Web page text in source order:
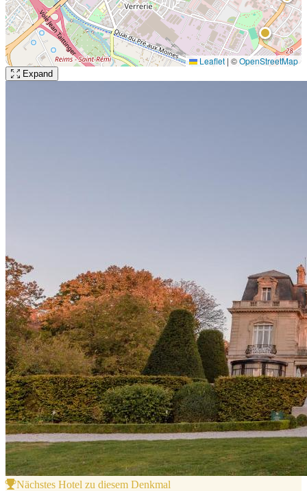
Leaflet | ©OpenStreetMap
Expand
Nächstes Hotel zu diesem Denkmal